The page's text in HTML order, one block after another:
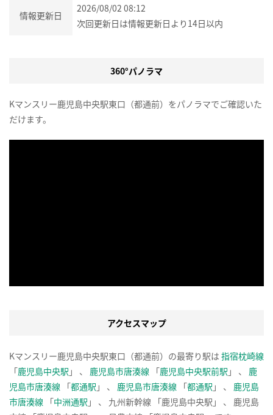
情報更新日
2026/08/02 08:12
次回更新日は情報更新日より14日以内
360°パノラマ
Kマンスリー鹿児島中央駅東口（都通前）をパノラマでご確認いた
だけます。
アクセスマップ
Kマンスリー鹿児島中央駅東口（都通前）の最寄り駅は 指宿枕崎線
「鹿児島中央駅 」 、 鹿児島市唐湊線 「鹿児島中央駅前駅 」 、 鹿
児島市唐湊線 「都通駅 」 、 鹿児島市唐湊線 「都通駅 」 、 鹿児島
市唐湊線 「中洲通駅 」 、 九州新幹線 「鹿児島中央駅」 、 鹿児島